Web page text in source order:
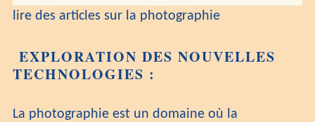
lire des articles sur la photographie
EXPLORATION DES NOUVELLES
TECHNOLOGIES :
La photographie est un domaine où la